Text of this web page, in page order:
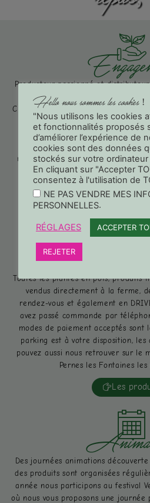
Producteur passionné et
médicinales, HE, hydrolats,
Christophe Raffin met en œuvre son
à la récolte, et du séchage au
proposer des produits bio de
des parcelles certifiées bio, les
médicinales des senteurs du
charges du label AB et sont
ferme.
Modes de
Toutes les plantes en pots, produits
vendus directement à la ferme,
rendez-vous et également en
avez passé commande par
modes de paiement acceptés sont
parking est à votre disposition, les
pouvez aussi nous retrouver sur le
Pernes les Fontaines
Les
Des journées animations
des produits sont organisées
année nous participons au festival
où nous vous proposons une journée
Hello nous sommes les cookies !
"Nous utilisons les cookies
et fonctionnalités proposés
d’améliorer l’expérience de
cookies sont des données
stockés sur votre
En cliquant sur "Accepter
consentez à l'utilisation de
NE PAS VENDRE MES
PERSONNELLES.
RÉGLAGES ACCEPTER
REJETER